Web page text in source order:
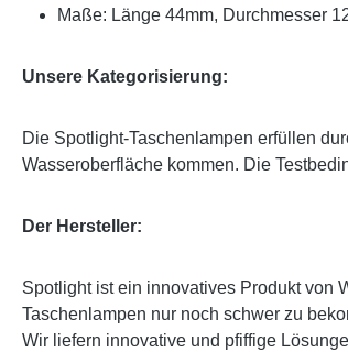
Maße: Länge 44mm, Durchmesser
Unsere Kategorisierung:
Die Spotlight-Taschenlampen erfüllen
Wasseroberfläche kommen. Die
Der Hersteller:
Spotlight ist ein innovatives Produkt von
Taschenlampen nur noch schwer zu
Wir liefern innovative und pfiffige